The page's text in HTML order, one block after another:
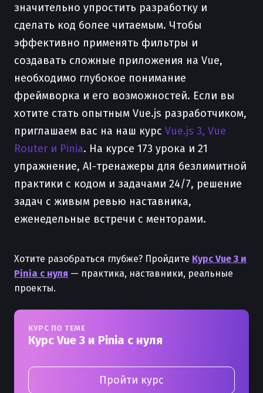
значительно упростить разработку и
сделать код более читаемым. Чтобы
эффективно применять фильтры и
создавать сложные приложения на Vue,
необходимо глубокое понимание
фреймворка и его возможностей. Если вы
хотите стать опытным Vue.js разработчиком,
приглашаем вас на наш курс Vue.js 3, Vue
Router и Pinia. На курсе 173 урока и 21
упражнение, AI-тренажеры для безлимитной
практики с кодом и задачами 24/7, решение
задач с живым ревью наставника,
еженедельные встречи с менторами.
Хотите разобраться глубже? Пройдите Курс Vue 3 и
Pinia с нуля — практика, наставники, реальные
проекты.
КУРС ПО ТЕМЕ
Курс Vue 3 и Pinia с нуля
Пройти курс